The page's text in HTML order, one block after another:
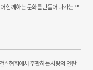
함께하는 문화를 만들어 나가는 역
설협회에서 주관하는 사랑의 연탄